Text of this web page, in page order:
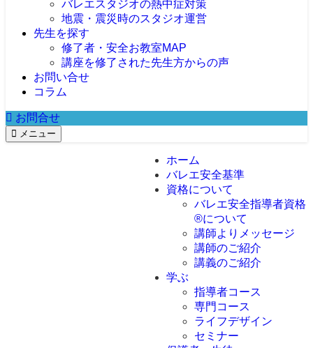
バレエスタジオの熱中症対策
地震・震災時のスタジオ運営
先生を探す
修了者・安全お教室MAP
講座を修了された先生方からの声
お問い合せ
コラム
お問合せ
メニュー
ホーム
バレエ安全基準
資格について
バレエ安全指導者資格
®︎について
講師よりメッセージ
講師のご紹介
講義のご紹介
学ぶ
指導者コース
バレエ安全指導
者養成スクール
はじめてのバレ
専門コース
指導者のための
解剖学コース
ライフデザイン
Blooming Mind
セミナー